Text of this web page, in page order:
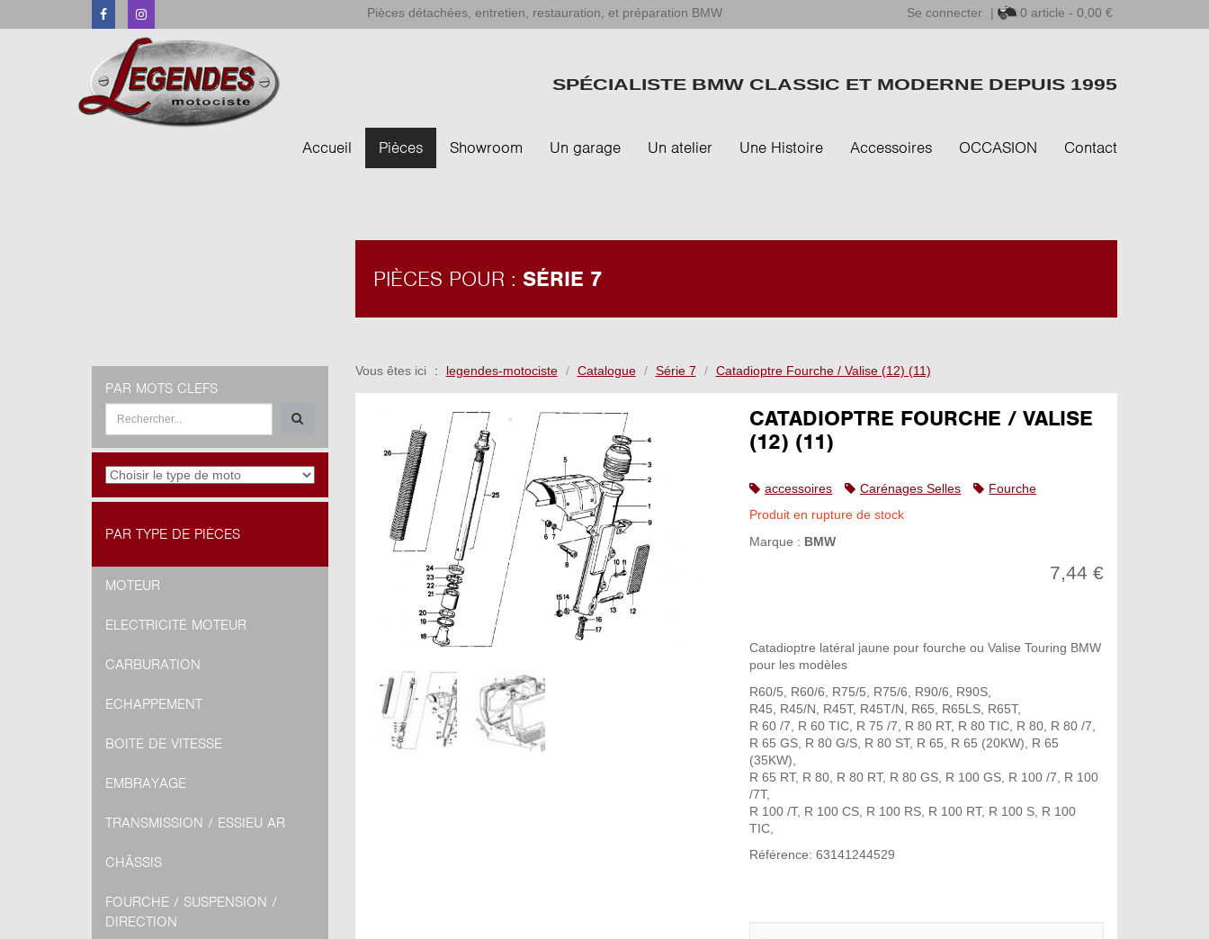
FacebookInstagram Pièces détachées, entretien, restauration, et préparation BMW Se connecter | 0 article - 0,00 €
SPÉCIALISTE BMW CLASSIC ET MODERNE DEPUIS 1995
Accueil Pièces Showroom Un garage Un atelier Une Histoire Accessoires OCCASION Contact
PIÈCES POUR : SÉRIE 7
Vous êtes ici legendes-motociste Catalogue Série 7 Catadioptre Fourche / Valise (12) (11)
CATADIOPTRE FOURCHE / VALISE
(12) (11)
accessoires Carénages Selles
Fourche
Produit en rupture de stock
Marque : BMW
7,44 €
Catadioptre latéral jaune pour fourche ou Valise Touring BMW
pour les modèles
R60/5, R60/6, R75/5, R75/6, R90/6, R90S,
R45, R45/N, R45T, R45T/N, R65, R65LS, R65T,
R 60 /7, R 60 TIC, R 75 /7, R 80 RT, R 80 TIC, R 80, R 80 /7,
R 65 GS, R 80 G/S, R 80 ST, R 65, R 65 (20KW), R 65
(35KW),
R 65 RT, R 80, R 80 RT, R 80 GS, R 100 GS, R 100 /7, R 100
/7T,
R 100 /T, R 100 CS, R 100 RS, R 100 RT, R 100 S, R 100
TIC,
Référence: 63141244529
PAR MOTS CLEFS
PAR TYPE DE PIÈCES
MOTEUR
ELECTRICITÉ MOTEUR
CARBURATION
ECHAPPEMENT
BOITE DE VITESSE
EMBRAYAGE
TRANSMISSION / ESSIEU AR
CHÂSSIS
FOURCHE / SUSPENSION /
DIRECTION